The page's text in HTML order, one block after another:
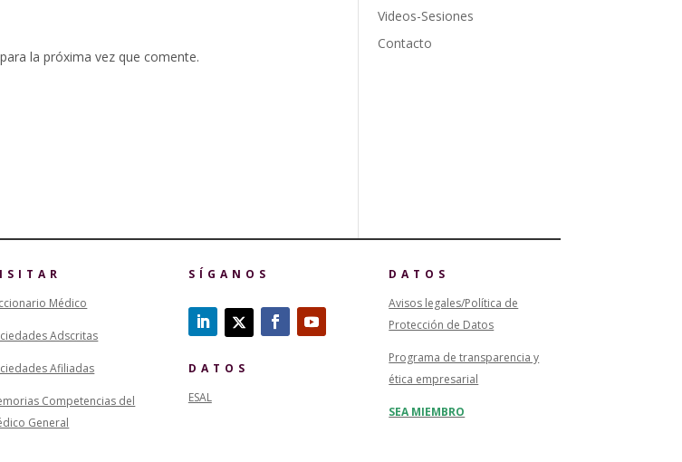
la próxima vez que comente.
Videos-Sesiones
Contacto
Médico
Adscritas
Afiliadas
Competencias del
General
SÍGANOS
DATOS
ESAL
DATOS
Avisos legales/Política de
Protección de Datos
Programa de transparencia y
ética empresarial
SEA MIEMBRO